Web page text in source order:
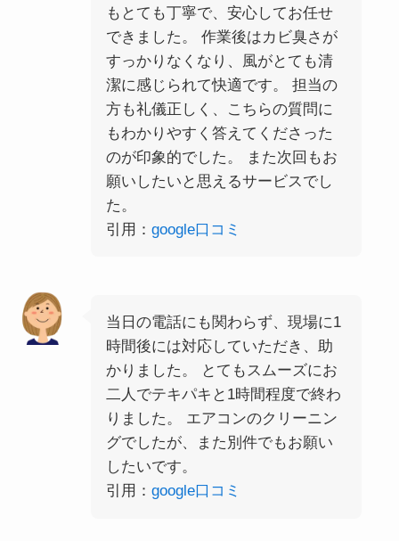
もとても丁寧で、安心してお任せ
できました。 作業後はカビ臭さが
すっかりなくなり、風がとても清
潔に感じられて快適です。 担当の
方も礼儀正しく、こちらの質問に
もわかりやすく答えてくださった
のが印象的でした。 また次回もお
願いしたいと思えるサービスでし
た。
引用： google口コミ
当日の電話にも関わらず、現場に1
時間後には対応していただき、助
かりました。 とてもスムーズにお
二人でテキパキと1時間程度で終わ
りました。 エアコンのクリーニン
グでしたが、また別件でもお願い
したいです。
引用： google口コミ